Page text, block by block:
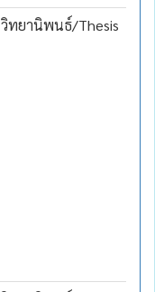
วิทยานิพนธ์/Thesis